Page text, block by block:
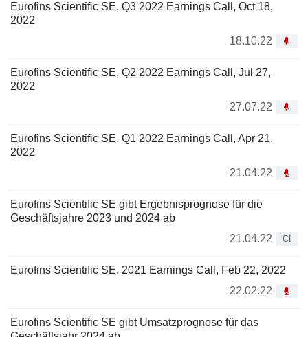
Eurofins Scientific SE, Q3 2022 Earnings Call, Oct 18,
2022
18.10.22
Eurofins Scientific SE, Q2 2022 Earnings Call, Jul 27,
2022
27.07.22
Eurofins Scientific SE, Q1 2022 Earnings Call, Apr 21,
2022
21.04.22
Eurofins Scientific SE gibt Ergebnisprognose für die
Geschäftsjahre 2023 und 2024 ab
21.04.22
CI
Eurofins Scientific SE, 2021 Earnings Call, Feb 22, 2022
22.02.22
Eurofins Scientific SE gibt Umsatzprognose für das